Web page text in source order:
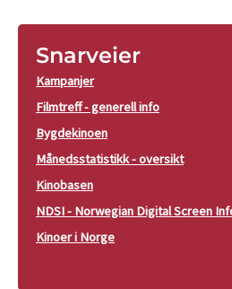
Snarveier
Kampanjer
Filmtreff - generell info
Bygdekinoen
Månedsstatistikk - oversikt
Kinobasen
NDSI - Norwegian Digital Screen
Kinoer i Norge